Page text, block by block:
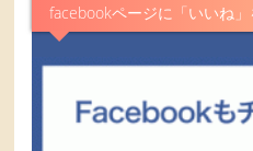
facebookページに「いいね